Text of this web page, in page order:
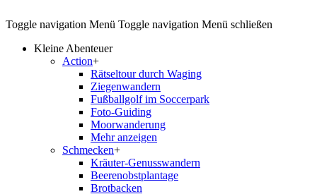
Toggle navigation Menü Toggle navigation Menü schließen
Kleine Abenteuer
Action+
Rätseltour durch Waging
Ziegenwandern
Fußballgolf im Soccerpark
Foto-Guiding
Moorwanderung
Mehr anzeigen
Schmecken+
Kräuter-Genusswandern
Beerenobstplantage
Brotbacken